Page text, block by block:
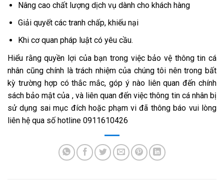
Nâng cao chất lượng dịch vụ dành cho khách hàng
Giải quyết các tranh chấp, khiếu nại
Khi cơ quan pháp luật có yêu cầu.
Hiểu rằng quyền lợi của bạn trong việc bảo vệ thông tin cá
nhân cũng chính là trách nhiệm của chúng tôi nên trong bất
kỳ trường hợp có thắc mắc, góp ý nào liên quan đến chính
sách bảo mật của , và liên quan đến việc thông tin cá nhân bị
sử dụng sai mục đích hoặc phạm vi đã thông báo vui lòng
liên hệ qua số hotline 0911610426